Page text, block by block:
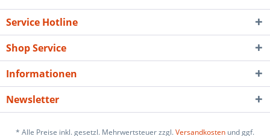
Service Hotline
Shop Service
Informationen
Newsletter
* Alle Preise inkl. gesetzl. Mehrwertsteuer zzgl.Versandkosten und ggf.